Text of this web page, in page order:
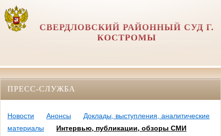
СВЕРДЛОВСКИЙ РАЙОННЫЙ СУД Г.
КОСТРОМЫ
ПРЕСС-СЛУЖБА
Новости Анонсы
Доклады, выступления, аналитические
материалы
Интервью, публикации, обзоры СМИ